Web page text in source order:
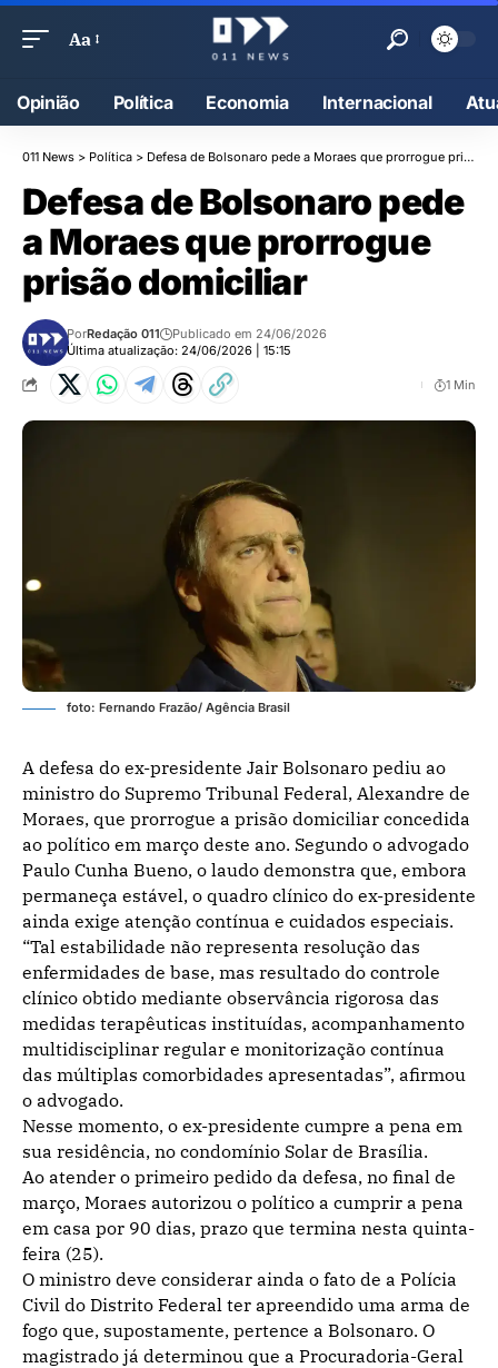
Aa
Opinião Política Economia Internacional
011 News > Política > Defesa de Bolsonaro pede a Moraes que prorrogue prisão domiciliar
Defesa de Bolsonaro pede
a Moraes que prorrogue
prisão domiciliar
Última atualização: 24/06/2026 | 15:15
PorRedação 011 Publicado em 24/06/2026
1 Min
foto: Fernando Frazão/ Agência Brasil
A defesa do ex-presidente Jair Bolsonaro pediu ao
ministro do Supremo Tribunal Federal, Alexandre de
Moraes, que prorrogue a prisão domiciliar concedida
ao político em março deste ano. Segundo o advogado
Paulo Cunha Bueno, o laudo demonstra que, embora
permaneça estável, o quadro clínico do ex-presidente
ainda exige atenção contínua e cuidados especiais.
“Tal estabilidade não representa resolução das
enfermidades de base, mas resultado do controle
clínico obtido mediante observância rigorosa das
medidas terapêuticas instituídas, acompanhamento
multidisciplinar regular e monitorização contínua
das múltiplas comorbidades apresentadas”, afirmou
o advogado.
Nesse momento, o ex-presidente cumpre a pena em
sua residência, no condomínio Solar de Brasília.
Ao atender o primeiro pedido da defesa, no final de
março, Moraes autorizou o político a cumprir a pena
em casa por 90 dias, prazo que termina nesta quinta-
feira (25).
O ministro deve considerar ainda o fato de a Polícia
Civil do Distrito Federal ter apreendido uma arma de
fogo que, supostamente, pertence a Bolsonaro. O
magistrado já determinou que a Procuradoria-Geral